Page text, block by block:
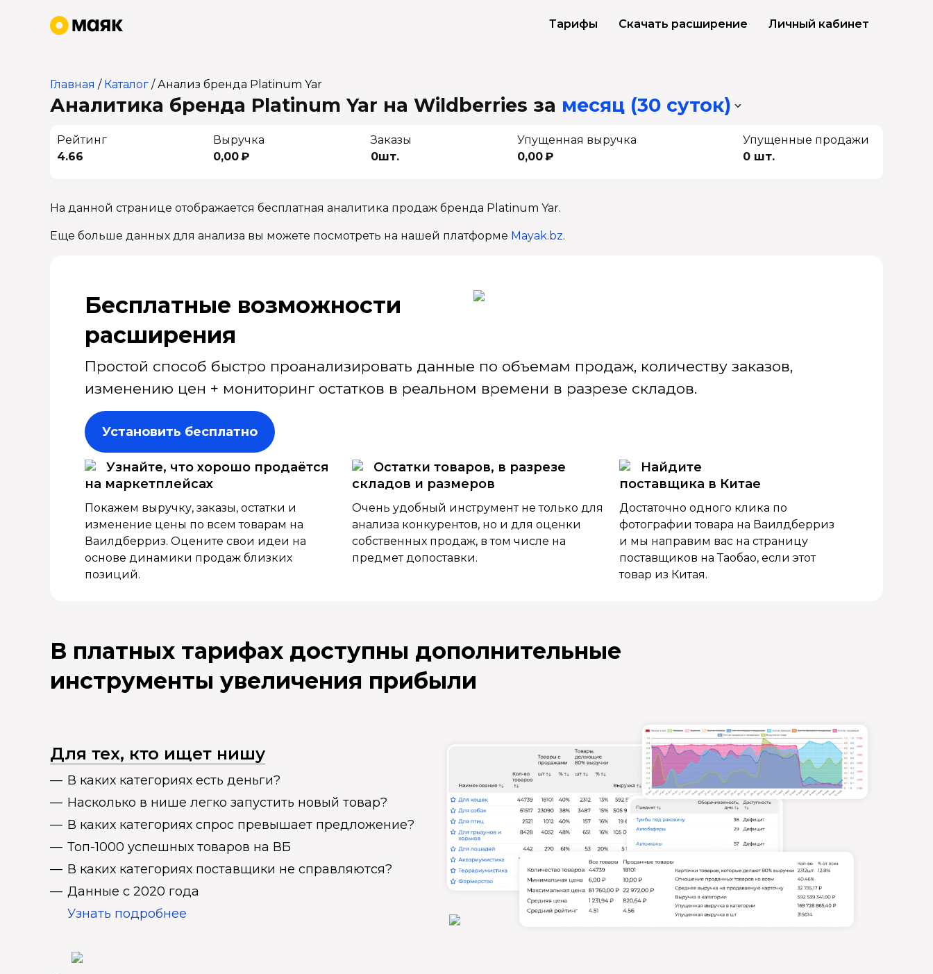
Тарифы Скачать расширение Личный кабинет
Главная / Каталог /Анализ бренда Platinum Yar
Аналитика бренда Platinum Yar на Wildberries за месяц (30 суток)
Рейтинг
4.66
Выручка
0,00 ₽
Заказы
0шт.
Упущенная выручка
0,00 ₽
Упущенные продажи
0 шт.
На данной странице отображается бесплатная аналитика продаж бренда Platinum Yar.
Еще больше данных для анализа вы можете посмотреть на нашей платформе Mayak.bz.
Бесплатные возмож­ности
расширения
Простой способ быстро проанализировать данные по объемам продаж, количеству заказов,
изменению цен + мониторинг остатков в реальном времени в разрезе складов.
Установить бесплатно
Узнайте, что хорошо продаётся
на маркетплейсах
Покажем выручку, заказы, остатки и
изменение цены по всем товарам на
Ваилдберриз. Оцените свои идеи на
основе динамики продаж близких
позиций.
Остатки товаров, в разрезе
складов и размеров
Очень удобный инструмент не только для
анализа конкурентов, но и для оценки
собственных продаж, в том числе на
предмет допоставки.
Найдите
поставщика в Китае
Достаточно одного клика по
фотографии товара на Ваилдберриз
и мы направим вас на страницу
поставщиков на Таобао, если этот
товар из Китая.
В платных тарифах доступны дополнительные
инструменты увеличения прибыли
Для тех, кто ищет нишу
В каких категориях есть деньги?
Насколько в нише легко запустить новый товар?
В каких категориях спрос превышает предложение?
Топ-1000 успешных товаров на ВБ
В каких категориях поставщики не справляются?
Данные с 2020 года
Узнать подробнее